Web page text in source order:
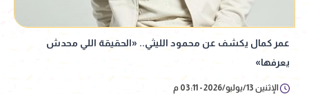
عمر كمال يكشف عن محمود الليثي.. «الحقيقة اللي محدش
يعرفها»
الإثنين 13/يوليو/2026 - 03:11 م